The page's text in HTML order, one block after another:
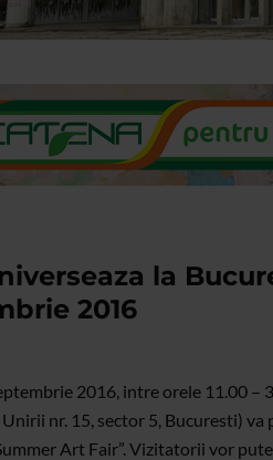
la
2016
2016, intre orele 11.00 –
Unirii nr. 15, sector 5, Bucuresti)
Art Fair”. Vizitatorii vor